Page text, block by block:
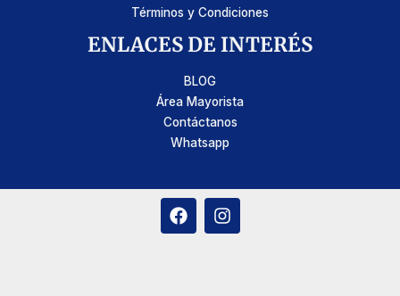
Términos y Condiciones
ENLACES DE INTERÉS
BLOG
Área Mayorista
Contáctanos
Whatsapp
F
a
I
n